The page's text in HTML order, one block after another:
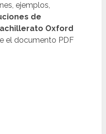
ejemplos,
de
Oxford
el documento PDF